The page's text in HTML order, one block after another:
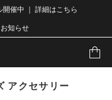
開催中 ｜ 詳細はこちら
知らせ
アクセサリー